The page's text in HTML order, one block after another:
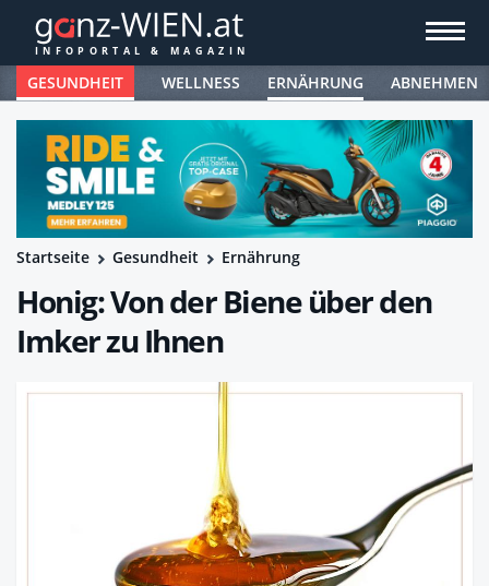
GESUNDHEIT WELLNESS ERNÄHRUNG ABNEHMEN
Startseite Gesundheit Ernährung
Honig: Von der Biene über den
Imker zu Ihnen